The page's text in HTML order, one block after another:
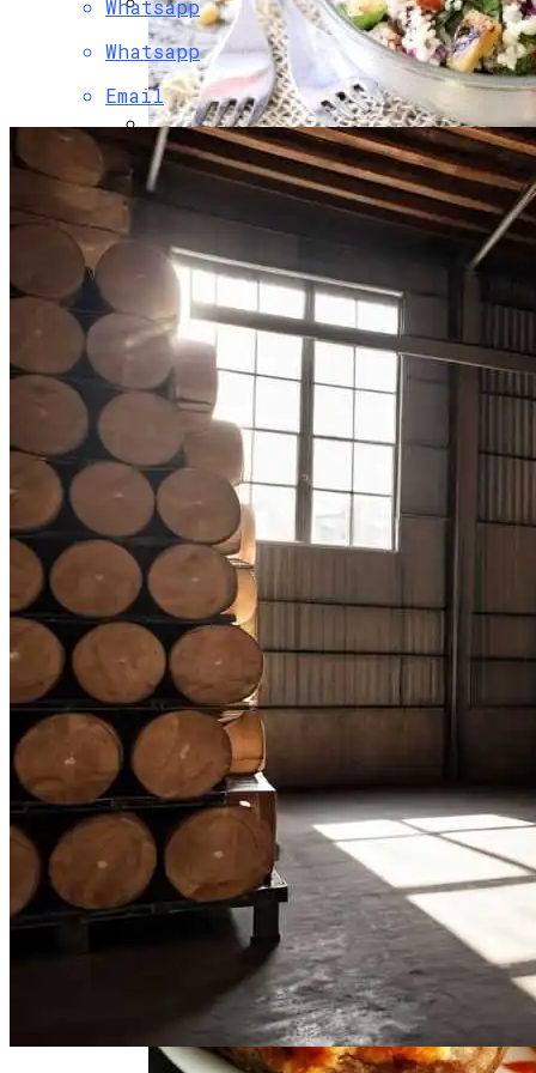
Качалки Из Дерева Для Детей Высокого
Качества
Деревянные Декоративные
Ограждения Для Вашего Дома
Боль В Пояснице: Причины И
Профилактика Для Всей Семьи
Нарушения Менструального Цикла:
Причины И Решения Для Женского
Здоровья
Пять Правил Здоровья: Как Уберечь
Легкий И Полезный Табуле Из Кускуса
С Цуккини И Кедровыми Орехами Для
Постного Стола
Свиной Плов На Сковороде: Простой
Рецепт Для Всей Семьи
Whatsapp
Whatsapp
Email